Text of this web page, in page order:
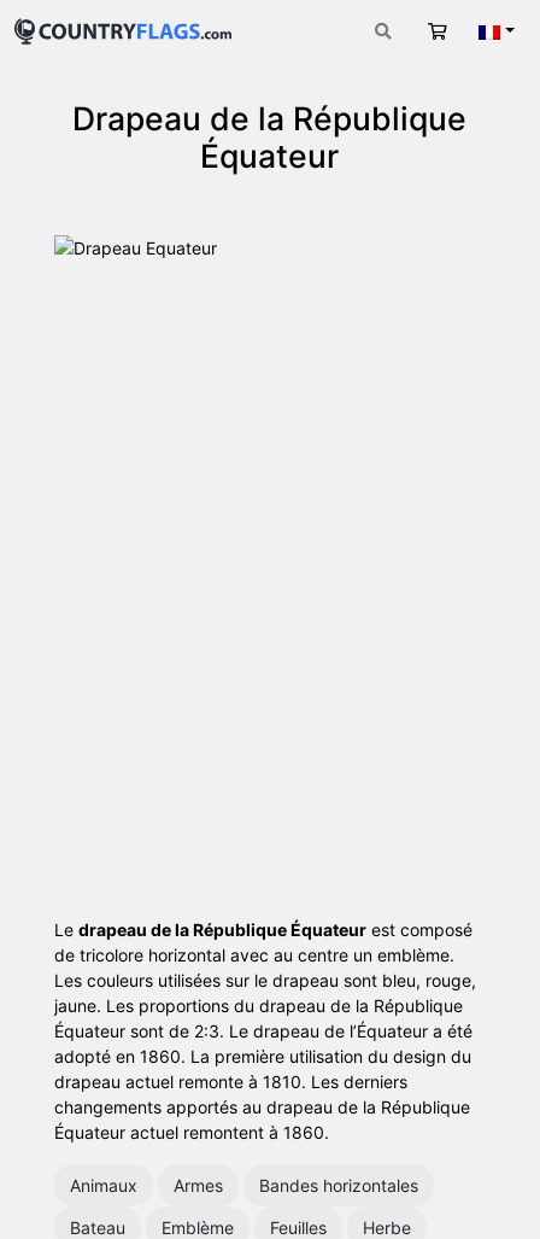
Panier
Drapeau de la République
Équateur
Le drapeau de la République Équateurest composé
de tricolore horizontal avec au centre un emblème.
Les couleurs utilisées sur le drapeau sont bleu, rouge,
jaune. Les proportions du drapeau de la République
Équateur sont de 2:3. Le drapeau de l’Équateur a été
adopté en 1860. La première utilisation du design du
drapeau actuel remonte à 1810. Les derniers
changements apportés au drapeau de la République
Équateur actuel remontent à 1860.
Animaux Armes Bandes horizontales
Bateau Emblème Feuilles Herbe